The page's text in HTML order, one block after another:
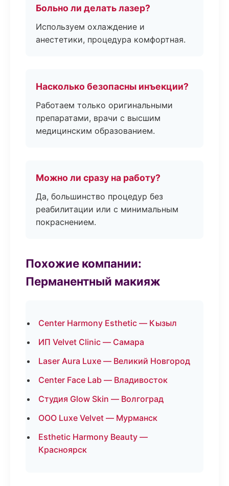
Больно ли делать лазер?
Используем охлаждение и
анестетики, процедура комфортная.
Насколько безопасны инъекции?
Работаем только оригинальными
препаратами, врачи с высшим
медицинским образованием.
Можно ли сразу на работу?
Да, большинство процедур без
реабилитации или с минимальным
покраснением.
Похожие компании:
Перманентный макияж
Center Harmony Esthetic — Кызыл
ИП Velvet Clinic — Самара
Laser Aura Luxe — Великий Новгород
Center Face Lab — Владивосток
Студия Glow Skin — Волгоград
ООО Luxe Velvet — Мурманск
Esthetic Harmony Beauty —
Красноярск